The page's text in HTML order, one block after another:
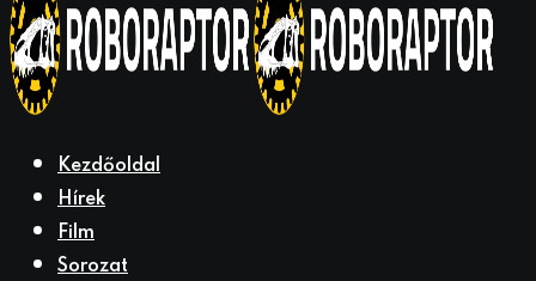
Kezdőoldal
Hírek
Film
Sorozat